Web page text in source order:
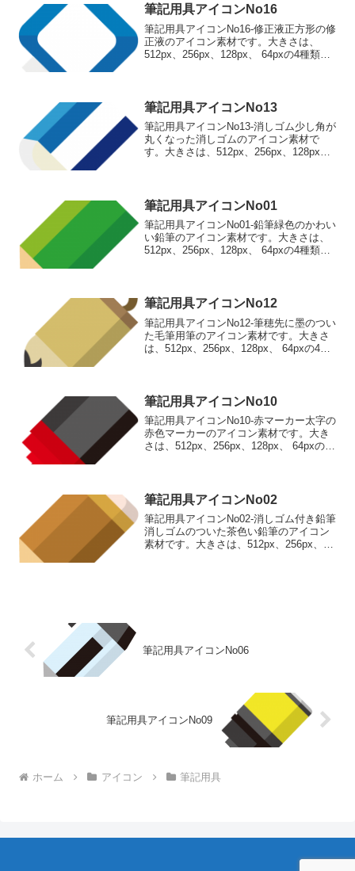
筆記用具アイコンNo16
筆記用具アイコンNo16-修正液正方形の修
正液のアイコン素材です。大きさは、
512px、256px、128px、 64pxの4種類が
筆記用具アイコンNo13
筆記用具アイコンNo13-消しゴム少し角が
丸くなった消しゴムのアイコン素材で
す。大きさは、512px、256px、128px、
筆記用具アイコンNo01
筆記用具アイコンNo01-鉛筆緑色のかわい
い鉛筆のアイコン素材です。大きさは、
512px、256px、128px、 64pxの4種類が
筆記用具アイコンNo12
筆記用具アイコンNo12-筆穂先に墨のつい
た毛筆用筆のアイコン素材です。大きさ
は、512px、256px、128px、 64pxの4種
筆記用具アイコンNo10
筆記用具アイコンNo10-赤マーカー太字の
赤色マーカーのアイコン素材です。大き
さは、512px、256px、128px、 64pxの4
筆記用具アイコンNo02
筆記用具アイコンNo02-消しゴム付き鉛筆
消しゴムのついた茶色い鉛筆のアイコン
素材です。大きさは、512px、256px、
筆記用具アイコンNo06
筆記用具アイコンNo09
ホーム アイコン 筆記用具